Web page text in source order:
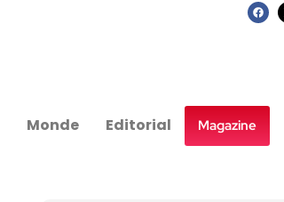
Monde Editorial Magazine